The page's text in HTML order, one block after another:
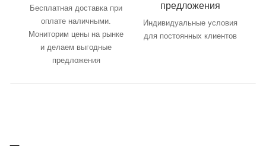
Бесплатная доставка при
оплате наличными.
Мониторим цены на рынке
и делаем выгодные
предложения
предложения
Индивидуальные условия
для постоянных клиентов